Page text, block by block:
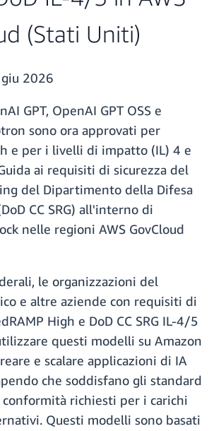
(Stati Uniti)
2026
GPT, OpenAI GPT OSS e
sono ora approvati per
e per i livelli di impatto (IL) 4 e
ai requisiti di sicurezza del
del Dipartimento della Difesa
CC SRG) all'interno di
nelle regioni AWS GovCloud
le organizzazioni del
e altre aziende con requisiti di
High e DoD CC SRG IL-4/5
questi modelli su Amazon
e scalare applicazioni di IA
che soddisfano gli standard
conformità richiesti per i carichi
Questi modelli sono basati